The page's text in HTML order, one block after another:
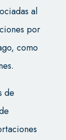
al
por
como
de